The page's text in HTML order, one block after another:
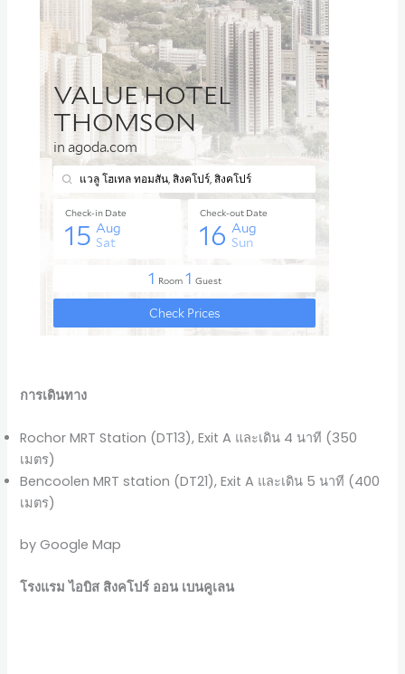
การเดินทาง
Rochor MRT Station (DT13), Exit A และเดิน 4 นาที (350
เมตร)
Bencoolen MRT station (DT21), Exit A และเดิน 5 นาที (400
เมตร)
by Google Map
โรงแรม ไอบิส สิงคโปร์ ออน เบนคูเลน